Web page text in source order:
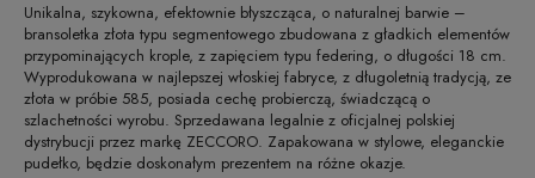
Unikalna, szykowna, efektownie błyszcząca, o naturalnej barwie –
bransoletka złota typu segmentowego zbudowana z gładkich elementów
przypominających krople, z zapięciem typu federing, o długości 18 cm.
Wyprodukowana w najlepszej włoskiej fabryce, z długoletnią tradycją, ze
złota w próbie 585, posiada cechę probierczą, świadczącą o
szlachetności wyrobu. Sprzedawana legalnie z oficjalnej polskiej
dystrybucji przez markę ZECCORO. Zapakowana w stylowe, eleganckie
pudełko, będzie doskonałym prezentem na różne okazje.